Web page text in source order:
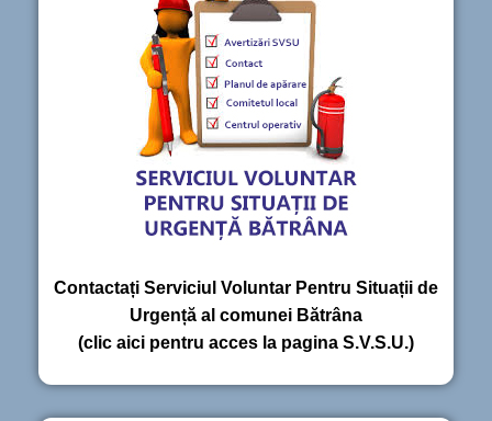
Contactați Serviciul Voluntar Pentru Situații de
Urgență al comunei Bătrâna
(clic aici pentru acces la pagina S.V.S.U.)